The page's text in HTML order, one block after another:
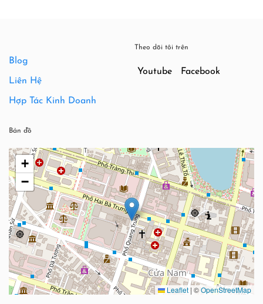
Blog
Liên Hệ
Hợp Tác Kinh Doanh
Theo dõi tôi trên
Youtube Facebook
Bản đồ
+
−
Leaflet | ©OpenStreetMap